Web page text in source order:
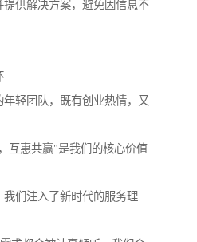
供解决方案，避免因信息不
轻团队，既有创业热情，又
互惠共赢"是我们的核心价值
们注入了新时代的服务理